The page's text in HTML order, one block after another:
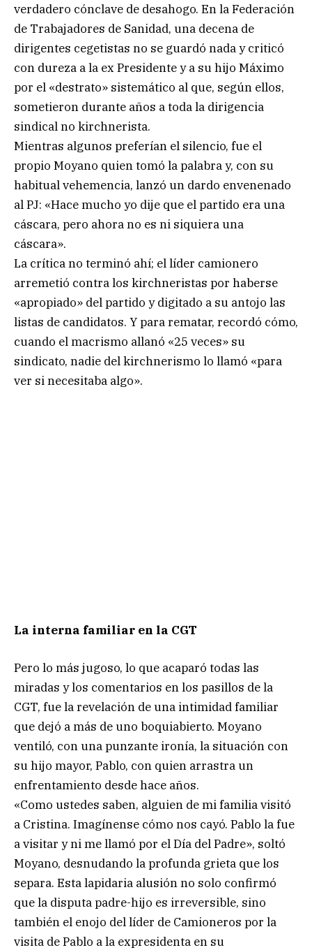
verdadero cónclave de desahogo. En la Federación
de Trabajadores de Sanidad, una decena de
dirigentes cegetistas no se guardó nada y criticó
con dureza a la ex Presidente y a su hijo Máximo
por el «destrato» sistemático al que, según ellos,
sometieron durante años a toda la dirigencia
sindical no kirchnerista.
Mientras algunos preferían el silencio, fue el
propio Moyano quien tomó la palabra y, con su
habitual vehemencia, lanzó un dardo envenenado
al PJ: «Hace mucho yo dije que el partido era una
cáscara, pero ahora no es ni siquiera una
cáscara».
La crítica no terminó ahí; el líder camionero
arremetió contra los kirchneristas por haberse
«apropiado» del partido y digitado a su antojo las
listas de candidatos. Y para rematar, recordó cómo,
cuando el macrismo allanó «25 veces» su
sindicato, nadie del kirchnerismo lo llamó «para
ver si necesitaba algo».
La interna familiar en la CGT
Pero lo más jugoso, lo que acaparó todas las
miradas y los comentarios en los pasillos de la
CGT, fue la revelación de una intimidad familiar
que dejó a más de uno boquiabierto. Moyano
ventiló, con una punzante ironía, la situación con
su hijo mayor, Pablo, con quien arrastra un
enfrentamiento desde hace años.
«Como ustedes saben, alguien de mi familia visitó
a Cristina. Imagínense cómo nos cayó. Pablo la fue
a visitar y ni me llamó por el Día del Padre», soltó
Moyano, desnudando la profunda grieta que los
separa. Esta lapidaria alusión no solo confirmó
que la disputa padre-hijo es irreversible, sino
también el enojo del líder de Camioneros por la
visita de Pablo a la expresidenta en su